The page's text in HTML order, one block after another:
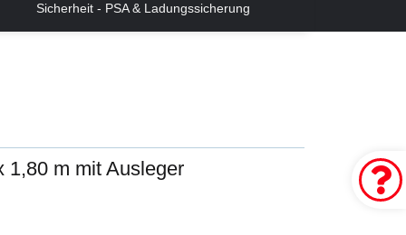
Sicherheit - PSA & Ladungssicherung
1,80 m mit Ausleger